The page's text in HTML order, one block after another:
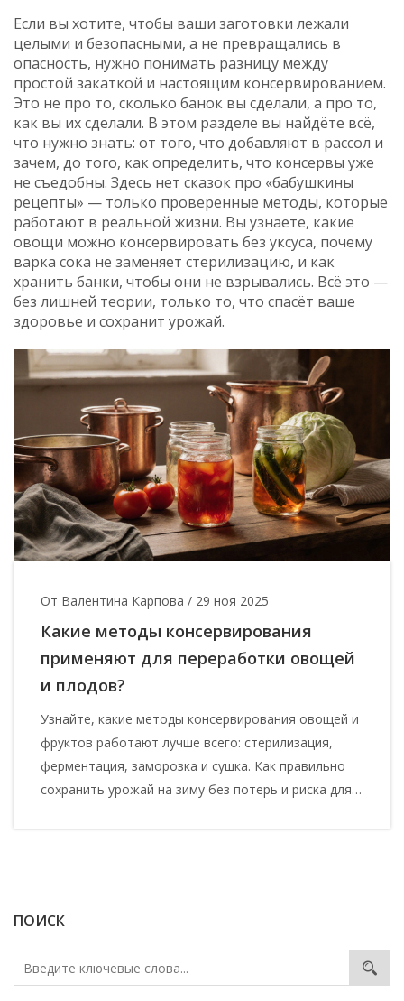
ПОИСК
Если вы хотите, чтобы ваши заготовки лежали
целыми и безопасными, а не превращались в
опасность, нужно понимать разницу между
простой закаткой и настоящим консервированием.
Это не про то, сколько банок вы сделали, а про то,
как вы их сделали. В этом разделе вы найдёте всё,
что нужно знать: от того, что добавляют в рассол и
зачем, до того, как определить, что консервы уже
не съедобны. Здесь нет сказок про «бабушкины
рецепты» — только проверенные методы, которые
работают в реальной жизни. Вы узнаете, какие
овощи можно консервировать без уксуса, почему
варка сока не заменяет стерилизацию, и как
хранить банки, чтобы они не взрывались. Всё это —
без лишней теории, только то, что спасёт ваше
здоровье и сохранит урожай.
От Валентина Карпова / 29 ноя 2025
Какие методы консервирования
применяют для переработки овощей
и плодов?
Узнайте, какие методы консервирования овощей и
фруктов работают лучше всего: стерилизация,
ферментация, заморозка и сушка. Как правильно
сохранить урожай на зиму без потерь и риска для